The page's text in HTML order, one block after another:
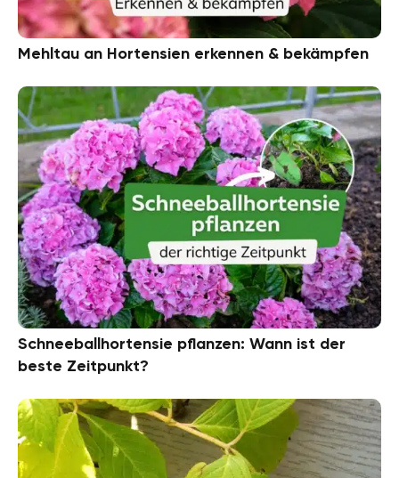
Mehltau an Hortensien erkennen & bekämpfen
Schneeballhortensie pflanzen: Wann ist der
beste Zeitpunkt?